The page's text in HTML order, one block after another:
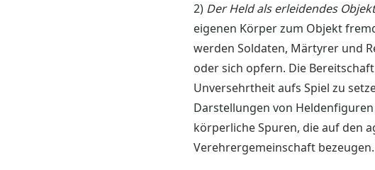
2) Der Held als erleidendes
eigenen Körper zum Objekt
werden Soldaten, Märtyrer und
oder sich opfern. Die
Unversehrtheit aufs Spiel zu
Darstellungen von
körperliche Spuren, die auf den
Verehrergemeinschaft bezeugen.